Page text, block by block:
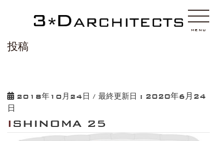
MENU
投稿
2018年10月24日 / 最終更新日 : 2020年6月24
日
ISHINOMA 25